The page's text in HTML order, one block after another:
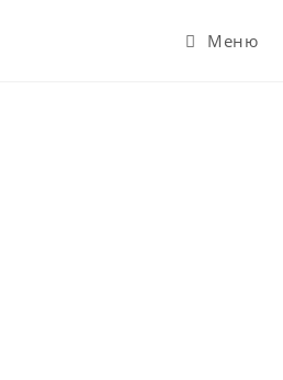
Меню